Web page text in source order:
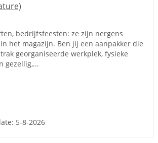
bedrijfsfeesten: ze zijn nergens
het magazijn. Ben jij een aanpakker die
georganiseerde werkplek, fysieke
gezellig,...
5-8-2026